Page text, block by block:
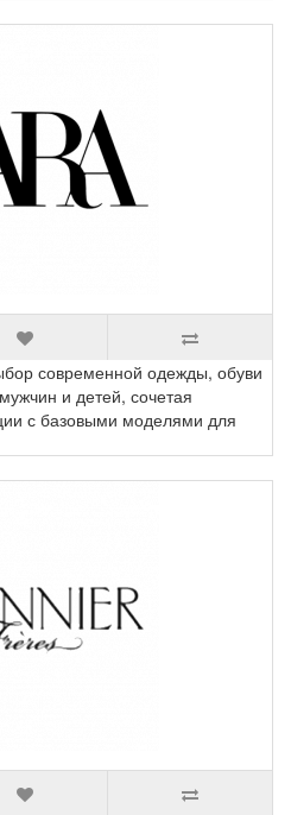
современной одежды, обуви
и детей, сочетая
с базовыми моделями для